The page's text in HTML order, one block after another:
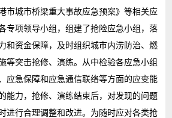
市城市桥梁重大事故应急预案》等相关应
专项领导小组，组建了抢险应急小组，落
和资金保障，及时组织城市内涝防治、燃
等突击抢修、演练。从中检验各应急小组
应急保障和应急通信联络等方面的应变能
能力，抢修、演练结束后，对发现的问题
进行合理调整和改进。为随时应对各类抢